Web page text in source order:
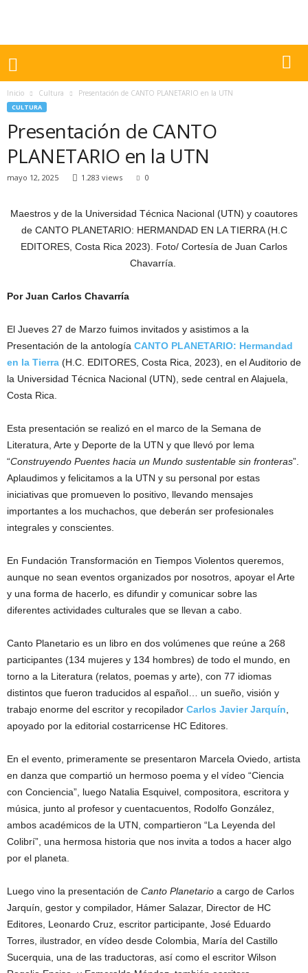
Inicio Cultura Presentación de CANTO PLANETARIO en la UTN
CULTURA
Presentación de CANTO
PLANETARIO en la UTN
mayo 12, 2025 1.283 views 0
Maestros y de la Universidad Técnica Nacional (UTN) y coautores
de CANTO PLANETARIO: HERMANDAD EN LA TIERRA (H.C
EDITORES, Costa Rica 2023). Foto/ Cortesía de Juan Carlos
Chavarría.
Por Juan Carlos Chavarría
El Jueves 27 de Marzo fuimos invitados y asistimos a la
Presentación de la antología CANTO PLANETARIO: Hermandad
en la Tierra (H.C. EDITORES, Costa Rica, 2023), en el Auditorio de
la Universidad Técnica Nacional (UTN), sede central en Alajuela,
Costa Rica.
Esta presentación se realizó en el marco de la Semana de
Literatura, Arte y Deporte de la UTN y que llevó por lema
“Construyendo Puentes hacia un Mundo sustentable sin fronteras”.
Aplaudimos y felicitamos a la UTN y su personal por estas
iniciativas que promueven lo positivo, llevando mensajes
importantes a los muchachos, que deberán ser profesionales
integrales y conscientes.
En Fundación Transformación en Tiempos Violentos queremos,
aunque no sean eventos organizados por nosotros, apoyar el Arte
y una forma de hacerlo, es difundir y comunicar sobre las
diferentes actividades culturales que se llevan a cabo.
Canto Planetario es un libro en dos volúmenes que reúne a 268
participantes (134 mujeres y 134 hombres) de todo el mundo, en
torno a la Literatura (relatos, poemas y arte), con 77 idiomas
distintos que fueron traducidos al español… un sueño, visión y
trabajo enorme del escritor y recopilador Carlos Javier Jarquín
apoyado por la editorial costarricense HC Editores.
En el evento, primeramente se presentaron Marcela Oviedo, artista
en danza que compartió un hermoso poema y el vídeo “Ciencia
con Conciencia”, luego Natalia Esquivel, compositora, escritora y
música, junto al profesor y cuentacuentos, Rodolfo González,
ambos académicos de la UTN, compartieron “La Leyenda del
Colibrí”, una hermosa historia que nos invita a todos a hacer algo
por el planeta.
Luego vino la presentación de Canto Planetario a cargo de Carlos
Jarquín, gestor y compilador, Hámer Salazar, Director de HC
Editores, Leonardo Cruz, escritor participante, José Eduardo
Torres, ilustrador, en vídeo desde Colombia, María del Castillo
Sucerquia, una de las traductoras, así como el escritor Wilson